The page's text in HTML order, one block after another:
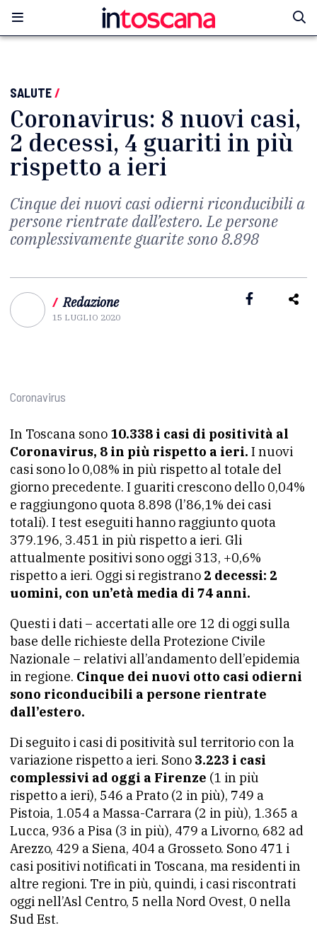
SALUTE/
Coronavirus: 8 nuovi casi,
2 decessi, 4 guariti in più
rispetto a ieri
Cinque dei nuovi casi odierni riconducibili a
persone rientrate dall’estero. Le persone
complessivamente guarite sono 8.898
/ Redazione
15 LUGLIO 2020
Coronavirus
In Toscana sono 10.338 i casi di positività al
Coronavirus, 8 in più rispetto a ieri. I nuovi
casi sono lo 0,08% in più rispetto al totale del
giorno precedente. I guariti crescono dello 0,04%
e raggiungono quota 8.898 (l’86,1% dei casi
totali). I test eseguiti hanno raggiunto quota
379.196, 3.451 in più rispetto a ieri. Gli
attualmente positivi sono oggi 313, +0,6%
rispetto a ieri. Oggi si registrano 2 decessi: 2
uomini, con un’età media di 74 anni.
Questi i dati – accertati alle ore 12 di oggi sulla
base delle richieste della Protezione Civile
Nazionale – relativi all’andamento dell’epidemia
in regione. Cinque dei nuovi otto casi odierni
sono riconducibili a persone rientrate
dall’estero.
Di seguito i casi di positività sul territorio con la
variazione rispetto a ieri. Sono 3.223 i casi
complessivi ad oggi a Firenze (1 in più
rispetto a ieri), 546 a Prato (2 in più), 749 a
Pistoia, 1.054 a Massa-Carrara (2 in più), 1.365 a
Lucca, 936 a Pisa (3 in più), 479 a Livorno, 682 ad
Arezzo, 429 a Siena, 404 a Grosseto. Sono 471 i
casi positivi notificati in Toscana, ma residenti in
altre regioni. Tre in più, quindi, i casi riscontrati
oggi nell’Asl Centro, 5 nella Nord Ovest, 0 nella
Sud Est.